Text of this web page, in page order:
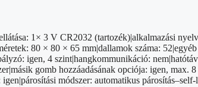
1× 3 V CR2032 (tartozék)|alkalmazási
80 × 80 × 65 mm|dallamok száma:
igen, 4 szint|hangkommunikáció:
gomb hozzáadásának opciója: igen,
módszer: automatikus